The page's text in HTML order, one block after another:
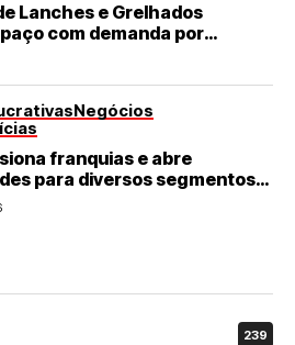
Lanches e Grelhados
com demanda por
e de qualidade
Negócios
franquias e abre
para diversos segmentos
239